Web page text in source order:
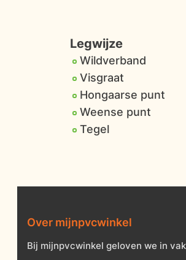
Legwijze
Wildverband
Visgraat
Hongaarse punt
Weense punt
Tegel
Over mijnpvcwinkel
Bij mijnpvcwinkel geloven we in